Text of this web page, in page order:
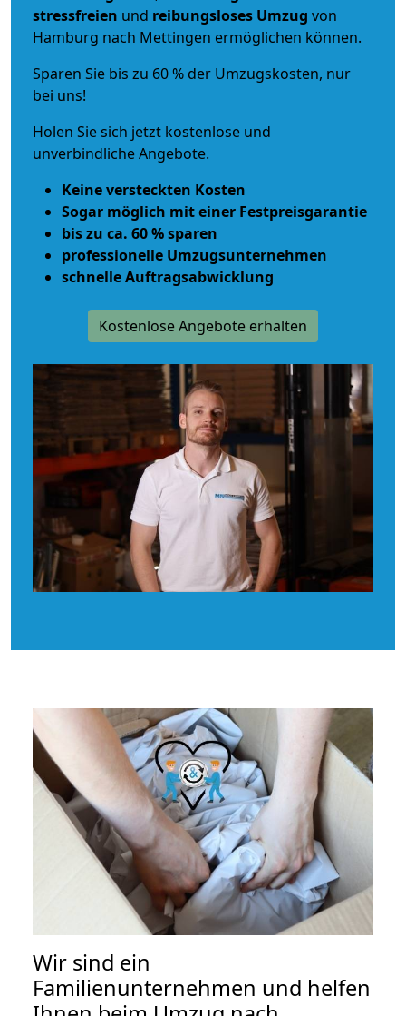
stressfreien und reibungsloses Umzug von
Hamburg nach Mettingen ermöglichen können.
Sparen Sie bis zu 60 % der Umzugskosten, nur
bei uns!
Holen Sie sich jetzt kostenlose und
unverbindliche Angebote.
Keine versteckten Kosten
Sogar möglich mit einer Festpreisgarantie
bis zu ca. 60 % sparen
professionelle Umzugsunternehmen
schnelle Auftragsabwicklung
Kostenlose Angebote erhalten
Wir sind ein
Familienunternehmen und helfen